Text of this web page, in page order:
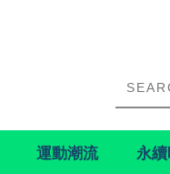
運動潮流 永